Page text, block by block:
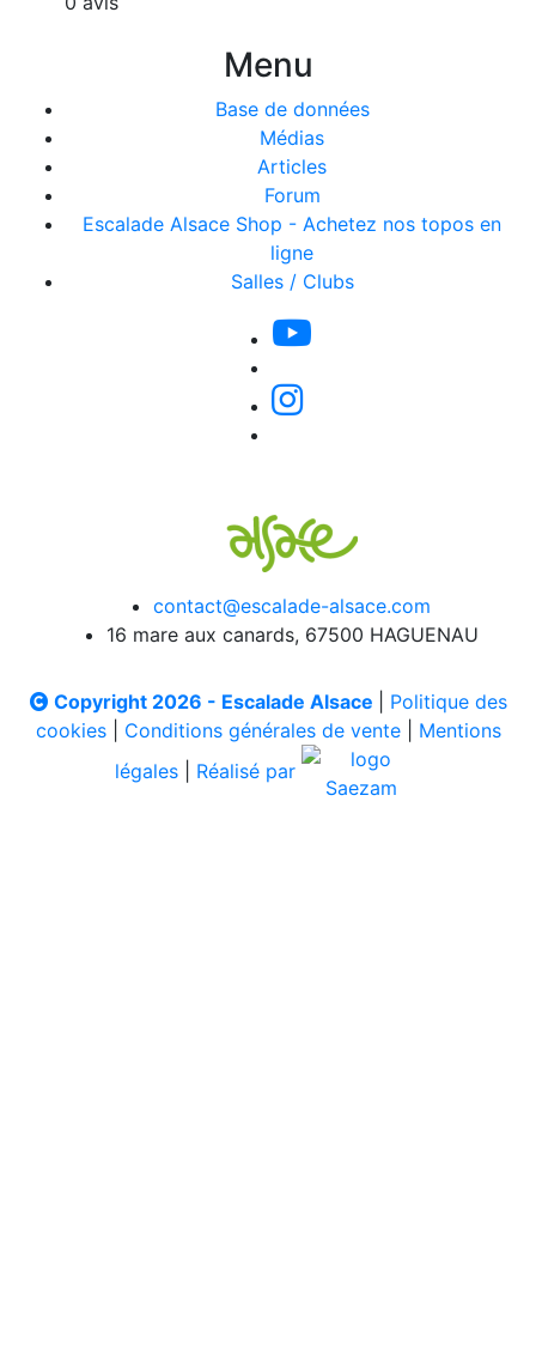
Menu
Base de données
Médias
Articles
Forum
Escalade Alsace Shop - Achetez nos topos en
ligne
Salles / Clubs
contact@escalade-alsace.com
16 mare aux canards, 67500 HAGUENAU
Copyright 2026 - Escalade Alsace
Politique des
cookies| Conditions générales de vente| Mentions
légales
Réalisé par